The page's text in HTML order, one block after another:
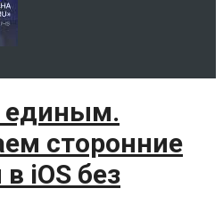
единым.
сторонние
iOS без